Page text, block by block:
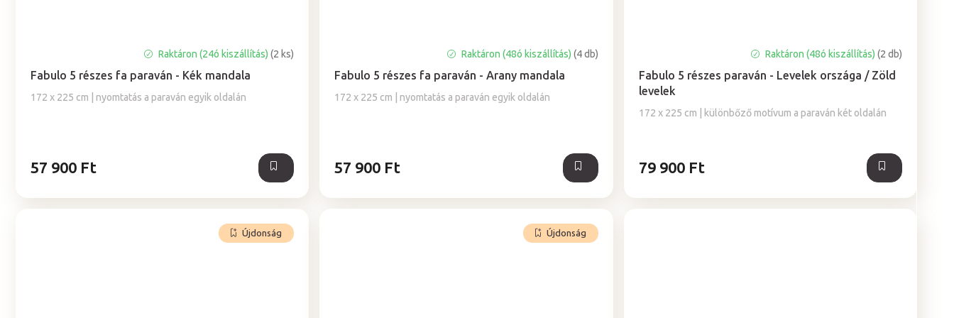
Fabulo 5 részes fa paraván - Kék mandala
172 x 225 cm | nyomtatás a paraván egyik oldalán
Raktáron (24ó kiszállítás)(2 ks)
57 900 Ft
Fabulo 5 részes fa paraván - Arany mandala
172 x 225 cm | nyomtatás a paraván egyik oldalán
termék
átlagos
értékelése
Raktáron (48ó kiszállítás) (4 db)
57 900 Ft
Fabulo 5 részes paraván - Levelek országa / Zöld
levelek
172 x 225 cm | különbőző motívum a paraván két oldalán
termék
átlagos
értékelése
5-
Raktáron (48ó kiszállítás) (2 db)
79 900 Ft
Újdonság Újdonság